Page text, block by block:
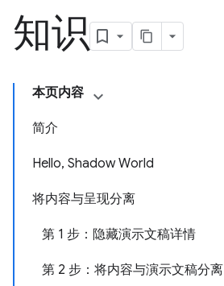
知识
本页内容
简介
Hello, Shadow World
将内容与呈现分离
第 1 步：隐藏演示文稿详情
第 2 步：将内容与演示文稿分离